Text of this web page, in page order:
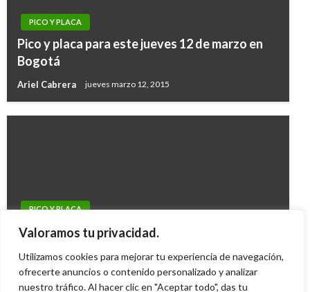
Valoramos tu privacidad.
Utilizamos cookies para mejorar tu experiencia de navegación,
ofrecerte anuncios o contenido personalizado y analizar
nuestro tráfico. Al hacer clic en "Aceptar todo", das tu
PICO Y PLACA
Pico y placa para este jueves 12 de marzo en
Bogotá
Ariel Cabrera jueves marzo 12, 2015
PICO Y PLACA
Pico y Placa hoy jueves 9 de diciembre en
Ariel Cabrera jueves diciembre 9, 2010